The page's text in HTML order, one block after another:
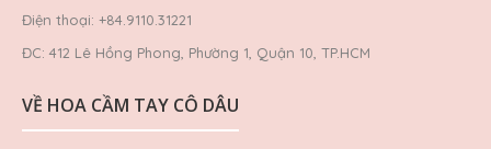
Điện thoại: +84.9110.31221
ĐC: 412 Lê Hồng Phong, Phường 1, Quận 10, TP.HCM
VỀ HOA CẦM TAY CÔ DÂU